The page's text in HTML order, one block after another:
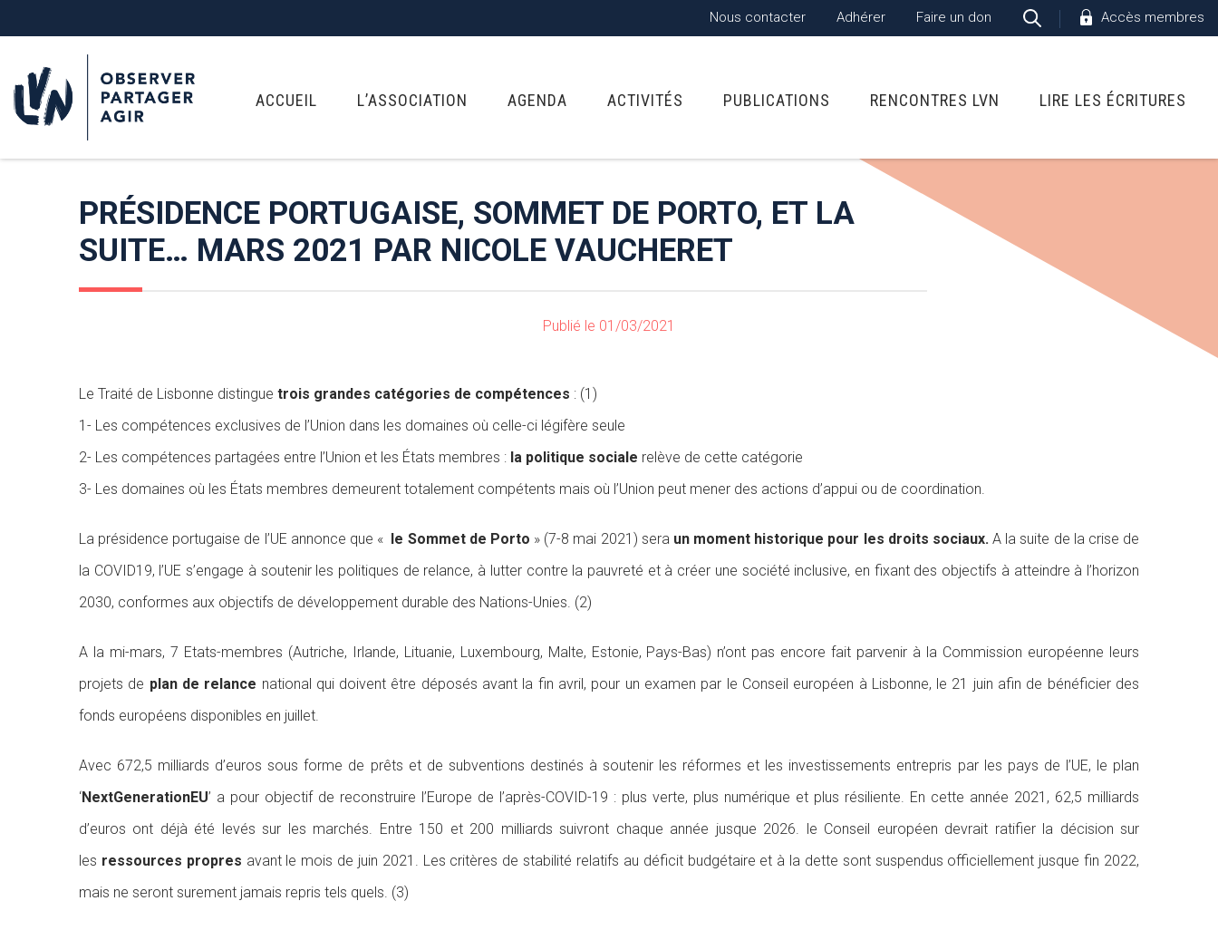
Nous contacter Adhérer Faire un don Accès membres
ACCUEIL L’ASSOCIATION AGENDA ACTIVITÉS PUBLICATIONS RENCONTRES LVN LIRE LES ÉCRITURES
PRÉSIDENCE PORTUGAISE, SOMMET DE PORTO, ET LA
SUITE… MARS 2021 PAR NICOLE VAUCHERET
Publié le 01/03/2021
Le Traité de Lisbonne distingue trois grandes catégories de compétences : (1)
1- Les compétences exclusives de l’Union dans les domaines où celle-ci légifère seule
2- Les compétences partagées entre l’Union et les États membres : la politique sociale relève de cette catégorie
3- Les domaines où les États membres demeurent totalement compétents mais où l’Union peut mener des actions d’appui ou de coordination.
La présidence portugaise de l’UE annonce que « le Sommet de Porto » (7-8 mai 2021) sera un moment historique pour les droits sociaux.A la suite de la crise de
la COVID19, l’UE s’engage à soutenir les politiques de relance, à lutter contre la pauvreté et à créer une société inclusive, en fixant des objectifs à atteindre à l’horizon
2030, conformes aux objectifs de développement durable des Nations-Unies. (2)
A la mi-mars, 7 Etats-membres (Autriche, Irlande, Lituanie, Luxembourg, Malte, Estonie, Pays-Bas) n’ont pas encore fait parvenir à la Commission européenne leurs
projets de plan de relance national qui doivent être déposés avant la fin avril, pour un examen par le Conseil européen à Lisbonne, le 21 juin afin de bénéficier des
fonds européens disponibles en juillet.
Avec 672,5 milliards d’euros sous forme de prêts et de subventions destinés à soutenir les réformes et les investissements entrepris par les pays de l’UE, le plan
‘NextGenerationEU’ a pour objectif de reconstruire l’Europe de l’après-COVID-19 : plus verte, plus numérique et plus résiliente. En cette année 2021, 62,5 milliards
d’euros ont déjà été levés sur les marchés. Entre 150 et 200 milliards suivront chaque année jusque 2026. le Conseil européen devrait ratifier la décision sur
les ressources propres avant le mois de juin 2021. Les critères de stabilité relatifs au déficit budgétaire et à la dette sont suspendus officiellement jusque fin 2022,
mais ne seront surement jamais repris tels quels. (3)